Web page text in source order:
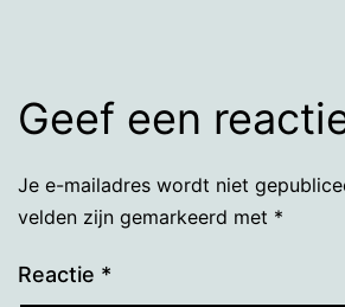
Geef een
Je e-mailadres wordt niet
velden zijn gemarkeerd met *
Reactie *